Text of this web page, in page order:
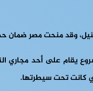
على أحد مجاري
كانت تحت سيطرتها.